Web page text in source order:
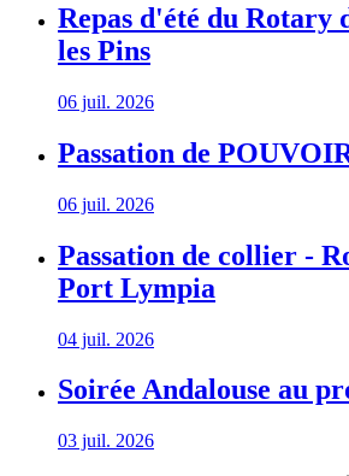
Repas d'été du Rotary
les Pins
06 juil. 2026
Passation de
06 juil. 2026
Passation de collier -
Port Lympia
04 juil. 2026
Soirée Andalouse au
03 juil. 2026